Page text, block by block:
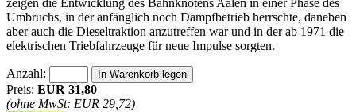
zeigen die Entwicklung des Bahnknotens Aalen in einer Phase des
Umbruchs, in der anfänglich noch Dampfbetrieb herrschte, daneben
aber auch die Dieseltraktion anzutreffen war und in der ab 1971 die
elektrischen Triebfahrzeuge für neue Impulse sorgten.
Anzahl:
Preis: EUR 31,80
(ohne MwSt: EUR 29,72)